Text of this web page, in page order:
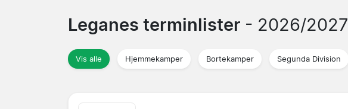
Leganes terminlister - 2026/2027
Vis alle Hjemmekamper Bortekamper Segunda Division